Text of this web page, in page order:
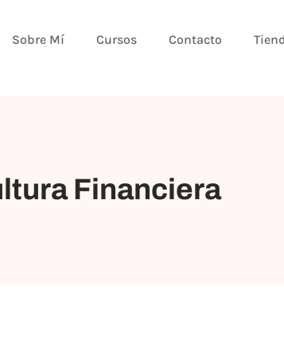
Sobre Mí Cursos Contacto
Financiera